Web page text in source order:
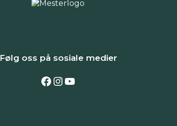
Følg oss på sosiale medier
Følg oss på Facebook
Følg oss på Instagram
Følg oss på YouTube